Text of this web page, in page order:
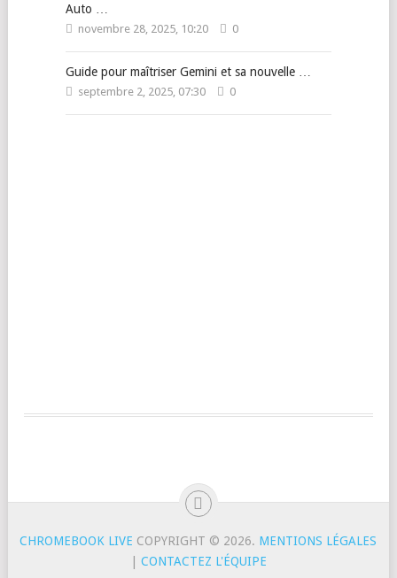
Auto …
novembre 28, 2025, 10:20 0
Guide pour maîtriser Gemini et sa nouvelle …
septembre 2, 2025, 07:30 0
CHROMEBOOK LIVE COPYRIGHT © 2026. MENTIONS LÉGALES
CONTACTEZ L'ÉQUIPE